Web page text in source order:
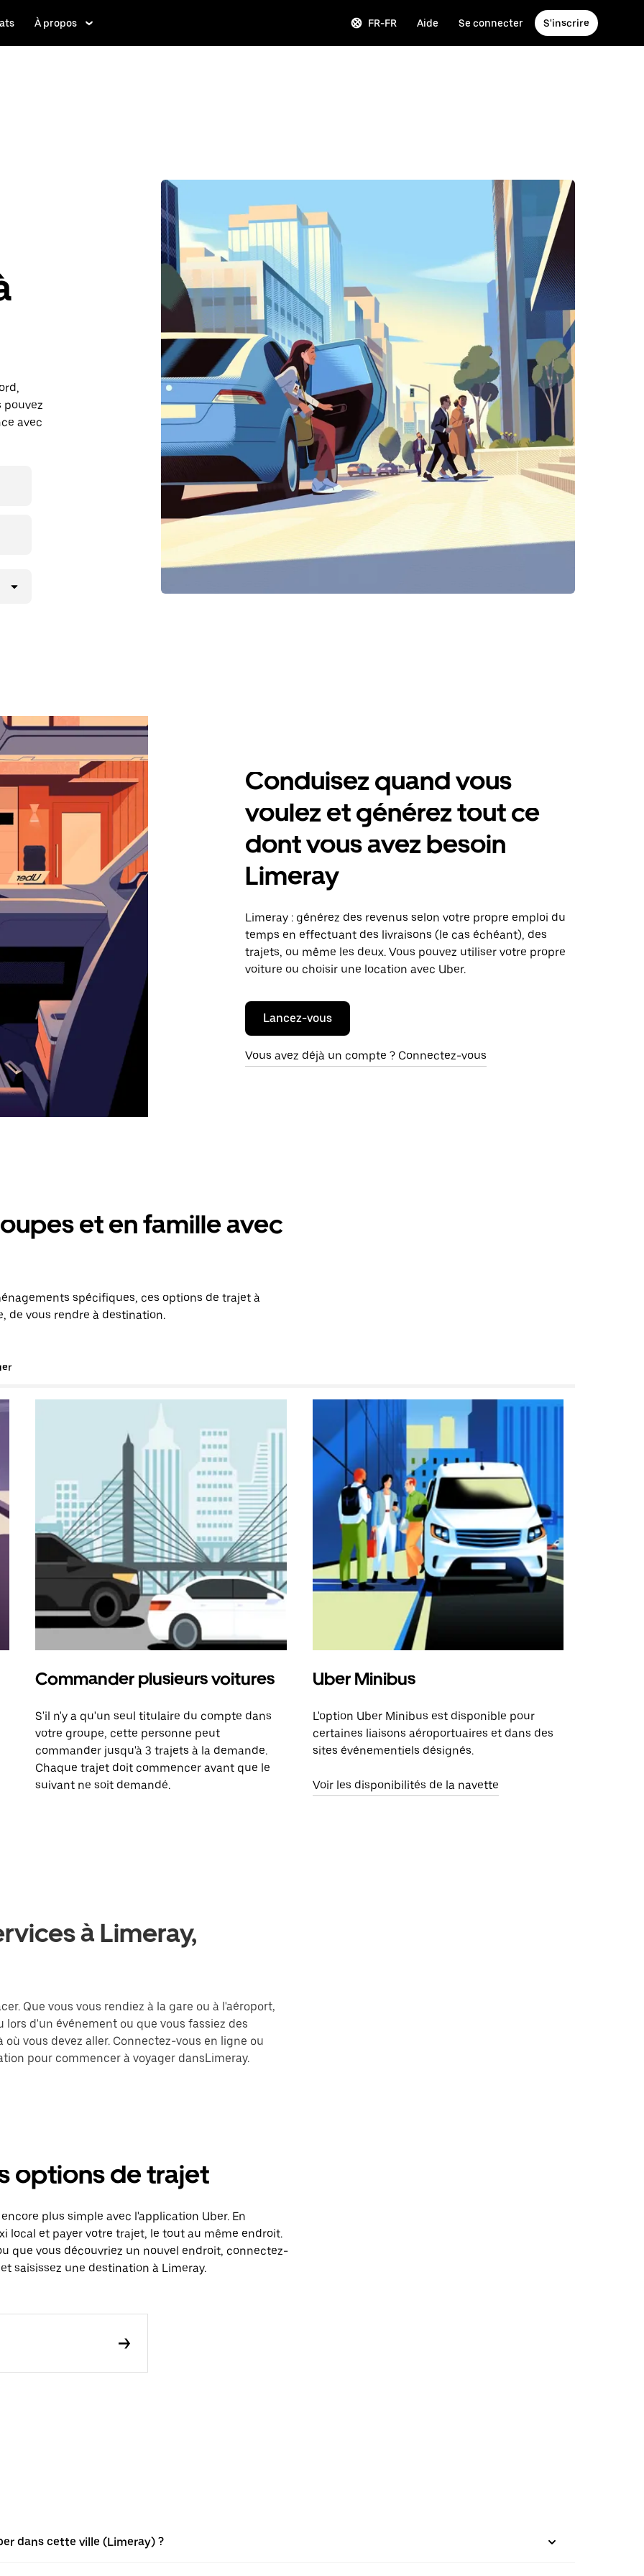
À propos FR-FR Aide Se connecter S'inscrire
pouvez
avec
Conduisez quand vous
voulez et générez tout ce
dont vous avez besoin
Limeray
Limeray : générez des revenus selon votre propre emploi du
temps en effectuant des livraisons (le cas échéant), des
trajets, ou même les deux. Vous pouvez utiliser votre propre
voiture ou choisir une location avec Uber.
Lancez-vous
Vous avez déjà un compte ? Connectez-vous
et en famille avec
spécifiques, ces options de trajet à
de vous rendre à destination.
Commander plusieurs voitures
S'il n'y a qu'un seul titulaire du compte dans
votre groupe, cette personne peut
commander jusqu'à 3 trajets à la demande.
Chaque trajet doit commencer avant que le
suivant ne soit demandé.
Uber Minibus
L'option Uber Minibus est disponible pour
certaines liaisons aéroportuaires et dans des
sites événementiels désignés.
Voir les disponibilités de la navette
à Limeray,
Que vous vous rendiez à la gare ou à l'aéroport,
d'un événement ou que vous fassiez des
vous devez aller. Connectez-vous en ligne ou
pour commencer à voyager dansLimeray.
options de trajet
plus simple avec l'application Uber. En
local et payer votre trajet, le tout au même endroit.
que vous découvriez un nouvel endroit, connectez-
saisissez une destination à Limeray.
dans cette ville (Limeray) ?